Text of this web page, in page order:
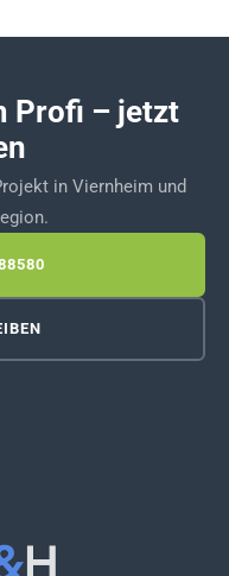
Profi – jetzt
in Viernheim und